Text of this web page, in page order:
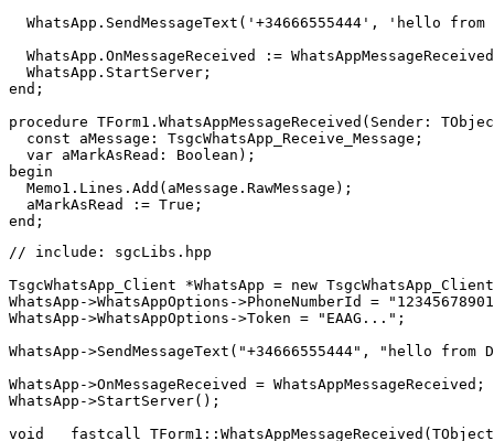
  WhatsApp.SendMessageText(
'+34666555444' ,
'hello from
WhatsApp.OnMessageReceived :=
end ;
procedure TForm1.WhatsAppMessageReceived(Sender:
const aMessage: TsgcWhatsApp_Receive_Message;
var
begin
Memo1.Lines.Add(aMessage.RawMessage);
  aMarkAsRead :=
True
end ;
// include: sgcLibs.hpp
TsgcWhatsApp_Client *WhatsApp = new
WhatsApp->WhatsAppOptions->PhoneNumberId =
WhatsApp->WhatsAppOptions->Token =
"EAAG..." ;
WhatsApp->SendMessageText( "+34666555444" ,
"hello from
WhatsApp->OnMessageReceived = WhatsAppMessageReceived;
WhatsApp->StartServer();
void
__fastcall